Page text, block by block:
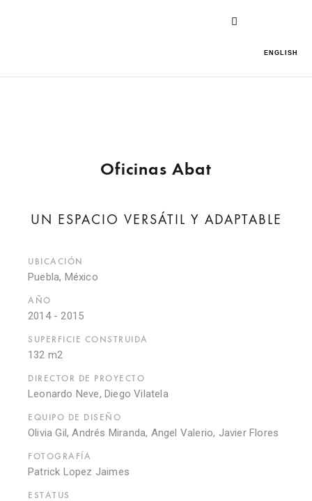
ENGLISH
Oficinas Abat
UN ESPACIO VERSÁTIL Y ADAPTABLE
UBICACIÓN
Puebla, México
AÑO
2014 - 2015
SUPERFICIE CONSTRUIDA
132 m2
DIRECTOR DE PROYECTO
Leonardo Neve, Diego Vilatela
EQUIPO DE DISEÑO
Olivia Gil, Andrés Miranda, Angel Valerio, Javier Flores
FOTOGRAFÍA
Patrick Lopez Jaimes
ESTATUS